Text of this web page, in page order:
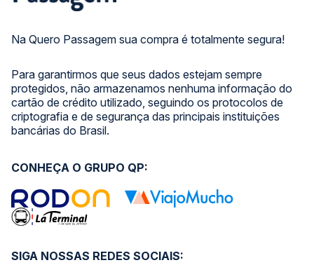
Na Quero Passagem sua compra é totalmente segura!
Para garantirmos que seus dados estejam sempre
protegidos, não armazenamos nenhuma informação do
cartão de crédito utilizado, seguindo os protocolos de
criptografia e de segurança das principais instituições
bancárias do Brasil.
SIGA NOSSAS REDES SOCIAIS:
CONHEÇA O GRUPO QP: